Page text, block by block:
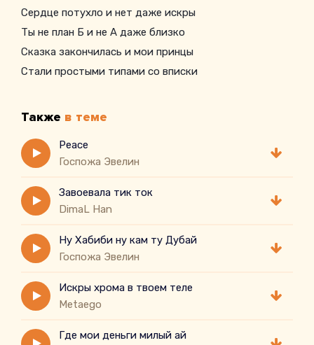
Сердце потухло и нет даже искры
Ты не план Б и не А даже близко
Сказка закончилась и мои принцы
Стали простыми типами со вписки
Также в теме
Peace
Госпожа Эвелин
Завоевала тик ток
DimaL Han
Ну Хабиби ну кам ту Дубай
Госпожа Эвелин
Искры хрома в твоем теле
Metaego
Где мои деньги милый ай